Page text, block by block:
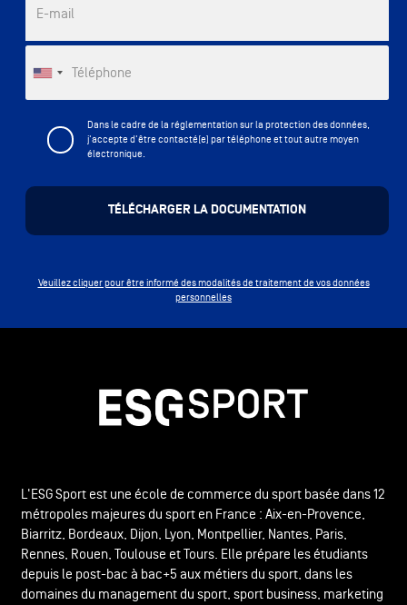
E-mail
Téléphone
Dans le cadre de la réglementation sur la protection des données,
j'accepte d'être contacté(e) par téléphone et tout autre moyen
électronique.
Veuillez cliquer pour être informé des modalités de traitement de vos données
personnelles
L'ESG Sport est une école de commerce du sport basée dans 12
métropoles majeures du sport en France : Aix-en-Provence,
Biarritz, Bordeaux, Dijon, Lyon, Montpellier, Nantes, Paris,
Rennes, Rouen, Toulouse et Tours. Elle prépare les étudiants
depuis le post-bac à bac+5 aux métiers du sport, dans les
domaines du management du sport, sport business, marketing